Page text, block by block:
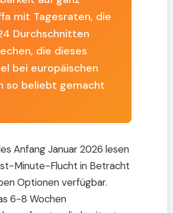
mit Tagesraten, die
Durchschnitten
die dieses
bei europäischen
so beliebt gemacht
Anfang Januar 2026 lesen
Minute-Flucht in Betracht
Optionen verfügbar.
6-8 Wochen